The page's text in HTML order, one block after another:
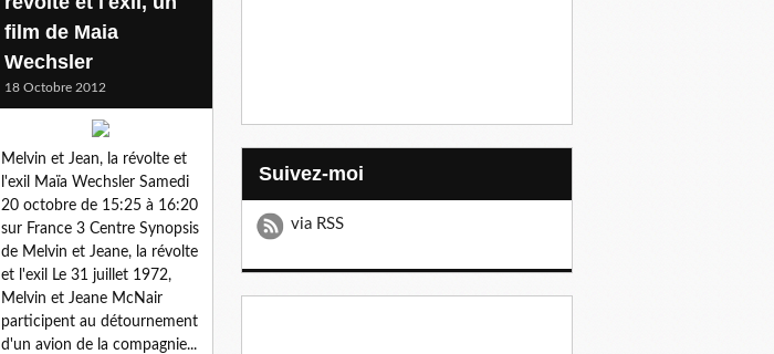
film de Maia
Wechsler
18 Octobre 2012
Melvin et Jean, la révolte et
l'exil Maïa Wechsler Samedi
20 octobre de 15:25 à 16:20
sur France 3 Centre Synopsis
de Melvin et Jeane, la révolte
et l'exil Le 31 juillet 1972,
Melvin et Jeane McNair
participent au détournement
d'un avion de la compagnie...
Suivez-moi
via RSS